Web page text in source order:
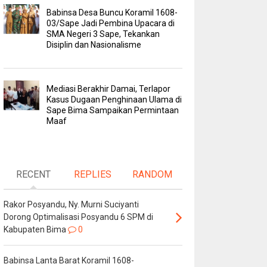
Babinsa Desa Buncu Koramil 1608-
03/Sape Jadi Pembina Upacara di
SMA Negeri 3 Sape, Tekankan
Disiplin dan Nasionalisme
Mediasi Berakhir Damai, Terlapor
Kasus Dugaan Penghinaan Ulama di
Sape Bima Sampaikan Permintaan
Maaf
RECENT REPLIES RANDOM
Rakor Posyandu, Ny. Murni Suciyanti
Dorong Optimalisasi Posyandu 6 SPM di
Kabupaten Bima
0
Babinsa Lanta Barat Koramil 1608-